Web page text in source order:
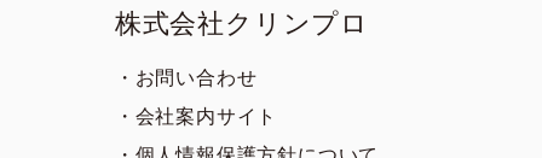
株式会社クリンプロ
・お問い合わせ
・会社案内サイト